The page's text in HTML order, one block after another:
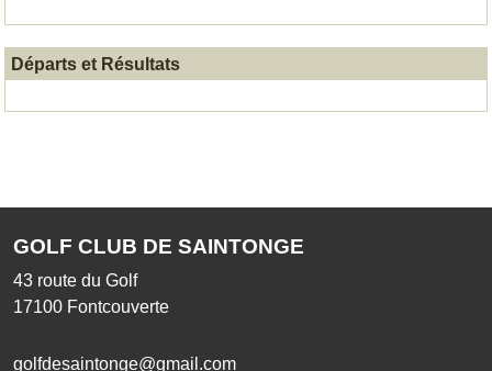
Départs et Résultats
GOLF CLUB DE SAINTONGE
43 route du Golf
17100 Fontcouverte
golfdesaintonge@gmail.com